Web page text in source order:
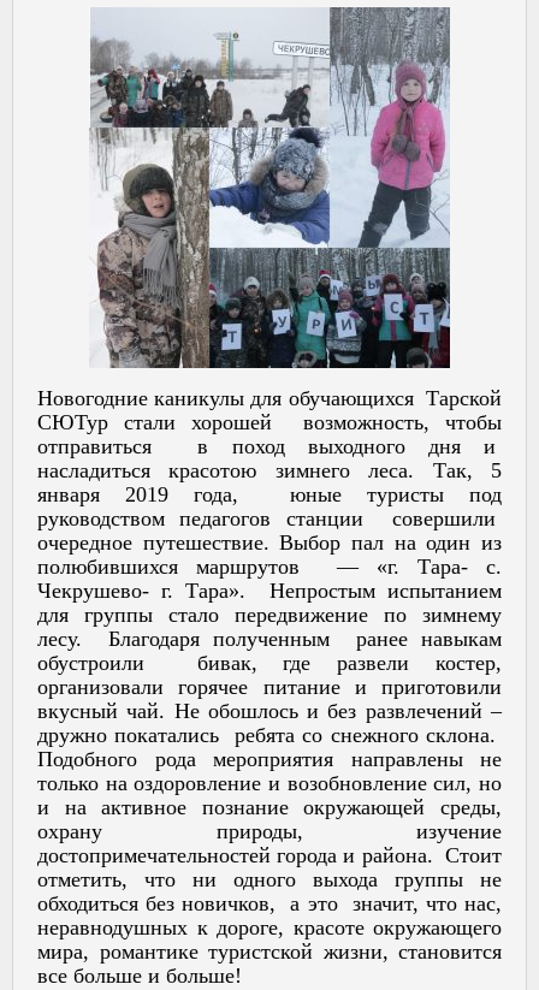
Новогодние каникулы для обучающихся Тарской
СЮТур стали хорошей возможность, чтобы
отправиться в поход выходного дня и
насладиться красотою зимнего леса. Так, 5
января 2019 года, юные туристы под
руководством педагогов станции совершили
очередное путешествие. Выбор пал на один из
полюбившихся маршрутов — «г. Тара- с.
Чекрушево- г. Тара». Непростым испытанием
для группы стало передвижение по зимнему
лесу. Благодаря полученным ранее навыкам
обустроили бивак, где развели костер,
организовали горячее питание и приготовили
вкусный чай. Не обошлось и без развлечений –
дружно покатались ребята со снежного склона.
Подобного рода мероприятия направлены не
только на оздоровление и возобновление сил, но
и на активное познание окружающей среды,
охрану природы, изучение
достопримечательностей города и района. Стоит
отметить, что ни одного выхода группы не
обходиться без новичков, а это значит, что нас,
неравнодушных к дороге, красоте окружающего
мира, романтике туристской жизни, становится
все больше и больше!